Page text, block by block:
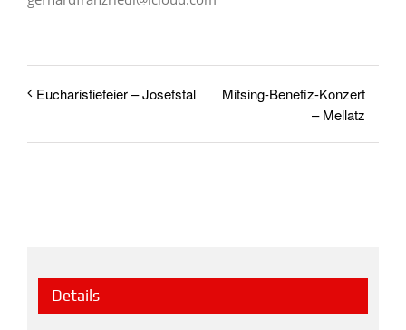
Eucharistiefeier – Josefstal
Mitsing-Benefiz-Konzert
– Mellatz
Details